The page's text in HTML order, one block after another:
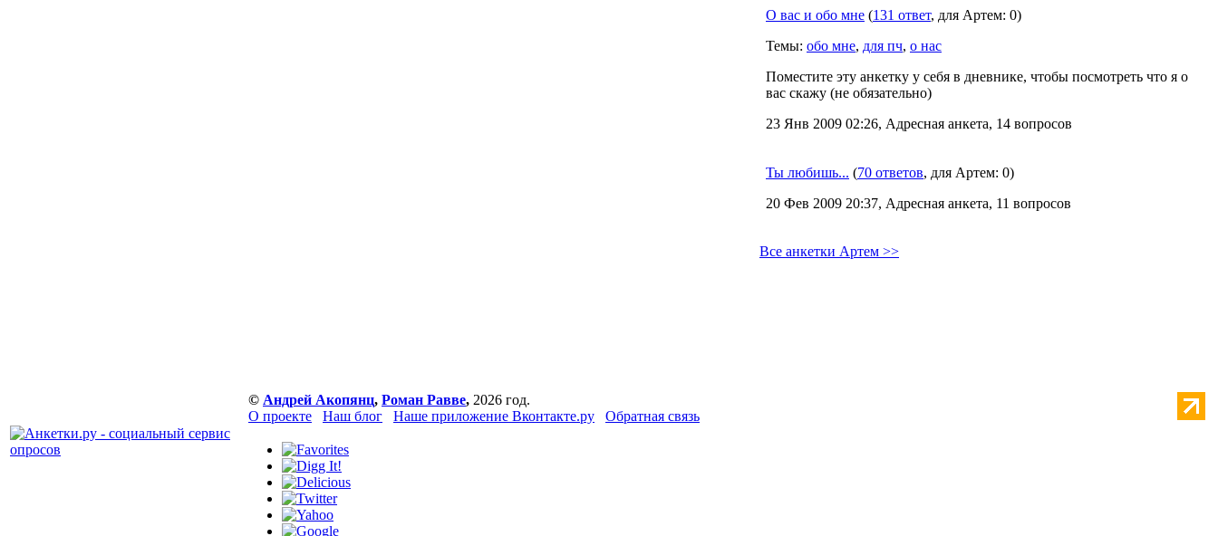
О вас и обо мне (131 ответ, для Артем: 0)
Темы: обо мне, для пч, о нас
Поместите эту анкетку у себя в дневнике, чтобы посмотреть что я о
вас скажу (не обязательно)
23 Янв 2009 02:26, Адресная анкета, 14 вопросов
Ты любишь... (70 ответов, для Артем: 0)
20 Фев 2009 20:37, Адресная анкета, 11 вопросов
Все анкетки Артем >>
© Андрей Акопянц, Роман Равве, 2026 год.
О проекте
Наш блог Наше приложение Вконтакте.ру Обратная связь